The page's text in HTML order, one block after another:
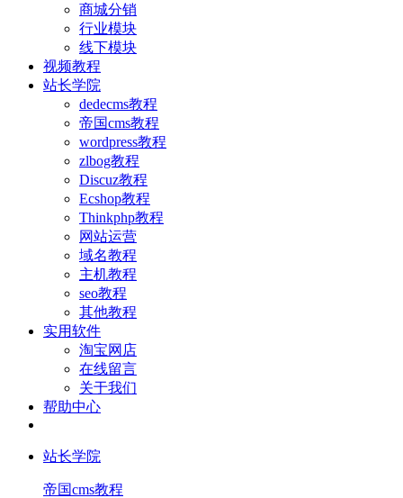
商城分销
行业模块
线下模块
视频教程
站长学院
dedecms教程
帝国cms教程
wordpress教程
zlbog教程
Discuz教程
Ecshop教程
Thinkphp教程
网站运营
域名教程
主机教程
seo教程
其他教程
实用软件
淘宝网店
在线留言
关于我们
帮助中心
站长学院
帝国cms教程